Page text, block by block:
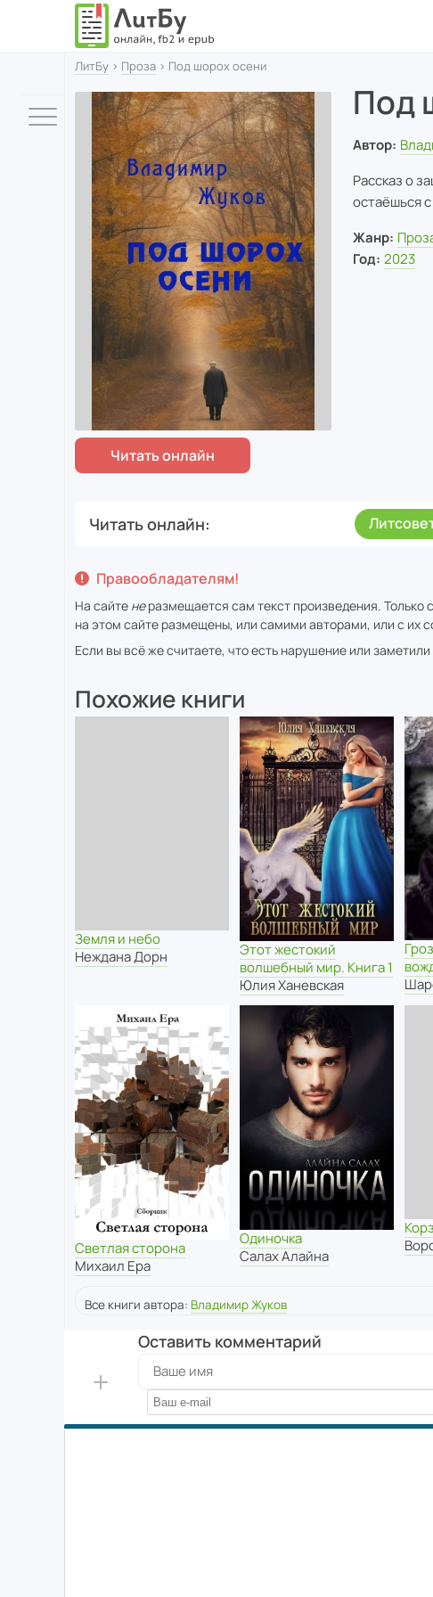
ЛитБу › Проза › Под шорох осени
Под
Автор:
Рассказ о
остаёшься
Жанр:
Год: 2023
Читать онлайн
Правообладателям!
На сайте неразмещается сам текст произведения. Только
на этом сайте размещены, или самими авторами, или с их
Если вы всё же считаете, что есть нарушение или
Похожие книги
Земля и небо
Неждана Дорн
Этот жестокий
волшебный мир. Книга 1
Юлия Ханевская
Светлая сторона
Михаил Ера
Одиночка
Салах Алайна
Все книги автора: Владимир Жуков
Оставить комментарий